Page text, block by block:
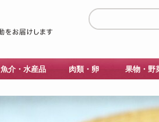
魚介・水産品 肉類・卵 果物・野